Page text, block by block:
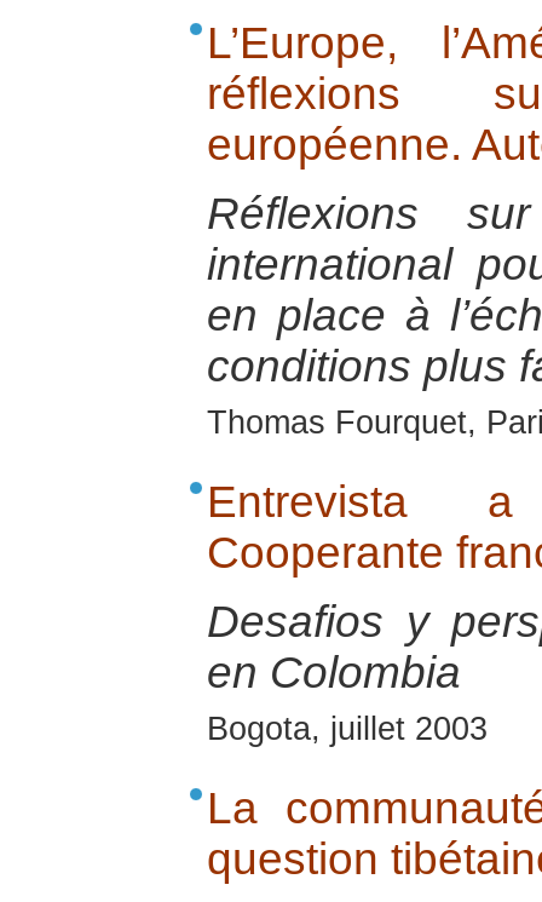
L’Europe,
réflexions
européenne.
Réflexions
international
en place à
conditions plus
Thomas Fourquet,
Entrevista
Cooperante
Desafios y
en Colombia
Bogota, juillet 2003
La
question